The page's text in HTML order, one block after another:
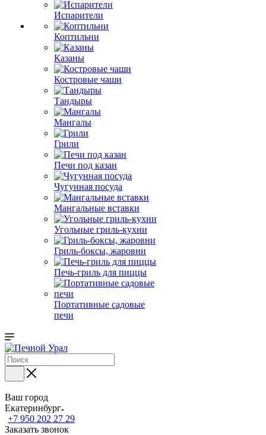
Испарители
Коптильни
Казаны
Костровые чаши
Тандыры
Мангалы
Грили
Печи под казан
Чугунная посуда
Мангальные вставки
Угольные гриль-кухни
Гриль-боксы, жаровни
Печь-гриль для пиццы
Портативные садовые
печи
Ваш город
Екатеринбург
+7 950 202 27 29
Заказать звонок